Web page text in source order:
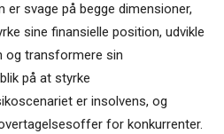
er svage på begge dimensioner,
sine finansielle position, udvikle
og transformere sin
på at styrke
er insolvens, og
for konkurrenter.